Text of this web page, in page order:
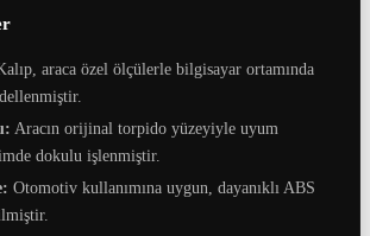
araca özel ölçülerle bilgisayar ortamında
Aracın orijinal torpido yüzeyiyle uyum
dokulu işlenmiştir.
Otomotiv kullanımına uygun, dayanıklı ABS